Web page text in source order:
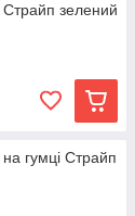
Страйп зелений
на гумці Страйп